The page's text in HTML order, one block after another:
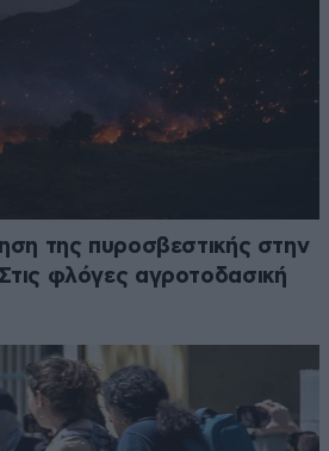
της πυροσβεστικής στην
φλόγες αγροτοδασική